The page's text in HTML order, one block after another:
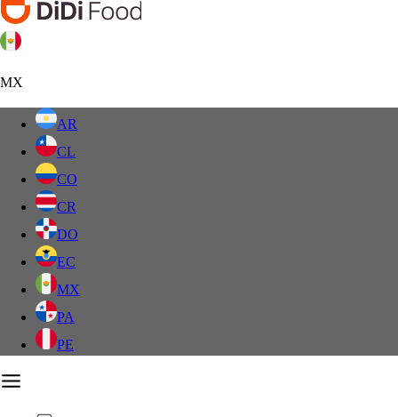
MX
AR
CL
CO
CR
DO
EC
MX
PA
PE